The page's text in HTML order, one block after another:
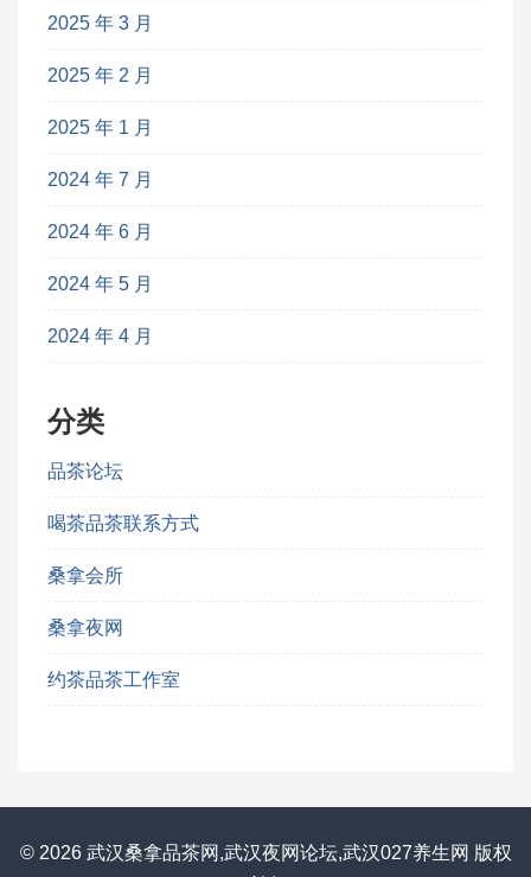
2025 年 3 月
2025 年 2 月
2025 年 1 月
2024 年 7 月
2024 年 6 月
2024 年 5 月
2024 年 4 月
分类
品茶论坛
喝茶品茶联系方式
桑拿会所
桑拿夜网
约茶品茶工作室
© 2026 武汉桑拿品茶网,武汉夜网论坛,武汉027养生网 版权